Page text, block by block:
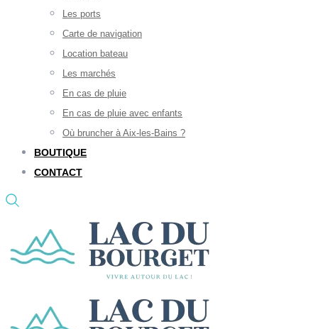
Les ports
Carte de navigation
Location bateau
Les marchés
En cas de pluie
En cas de pluie avec enfants
Où bruncher à Aix-les-Bains ?
BOUTIQUE
CONTACT